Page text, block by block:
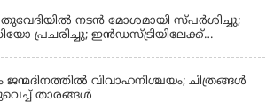
നടന്‍ മോശമായി സ്പര്‍ശിച്ചു;
പ്രചരിച്ചു; ഇന്‍ഡസ്ട്രിയിലേക്ക്
ജന്മദിനത്തിൽ വിവാഹനിശ്ചയം; ചിത്രങ്ങള്‍
താരങ്ങൾ